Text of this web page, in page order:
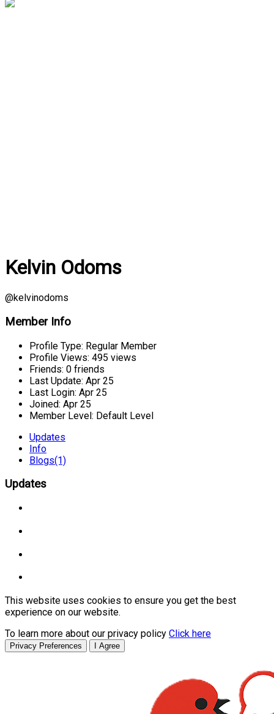
Kelvin Odoms
@kelvinodoms
Member Info
Profile Type: Regular Member
Profile Views: 495 views
Friends: 0 friends
Last Update: Apr 25
Last Login: Apr 25
Joined: Apr 25
Member Level: Default Level
Updates
Info
Blogs(1)
Updates
This website uses cookies to ensure you get the best
experience on our website.
To learn more about our privacy policy Click here
Privacy Preferences I Agree